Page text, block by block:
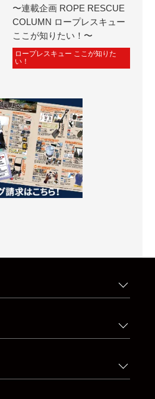
〜連載企画 ROPE RESCUE
COLUMN ロープレスキュー
ここが知りたい！〜
ロープレスキュー ここが知りた
い！